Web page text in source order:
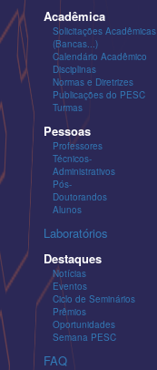
Acadêmica
Solicitações Acadêmicas
(Bancas...)
Calendário Acadêmico
Disciplinas
Normas e Diretrizes
Publicações do PESC
Turmas
Pessoas
Professores
Técnicos-
Administrativos
Pós-
Doutorandos
Alunos
Laboratórios
Destaques
Notícias
Eventos
Ciclo de Seminários
Prêmios
Oportunidades
Semana PESC
FAQ